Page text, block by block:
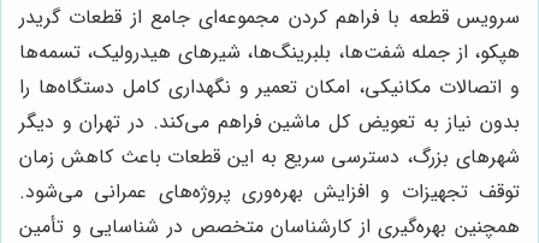
سرویس قطعه با فراهم کردن مجموعه‌ای جامع از قطعات گريدر
هپكو، از جمله شفت‌ها، بلبرینگ‌ها، شیرهای هیدرولیک، تسمه‌ها
و اتصالات مکانیکی، امکان تعمیر و نگهداری کامل دستگاه‌ها را
بدون نیاز به تعویض کل ماشین فراهم می‌کند. در تهران و دیگر
شهرهای بزرگ، دسترسی سریع به این قطعات باعث کاهش زمان
توقف تجهیزات و افزایش بهره‌وری پروژه‌های عمرانی می‌شود.
همچنین بهره‌گیری از کارشناسان متخصص در شناسایی و تأمین